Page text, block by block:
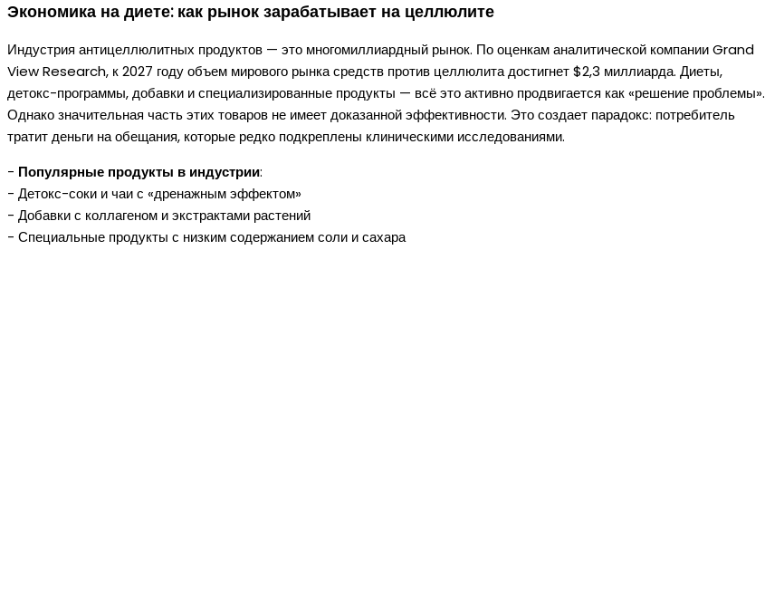
Экономика на диете: как рынок зарабатывает на целлюлите
Индустрия антицеллюлитных продуктов — это многомиллиардный рынок. По оценкам аналитической компании Grand
View Research, к 2027 году объем мирового рынка средств против целлюлита достигнет $2,3 миллиарда. Диеты,
детокс-программы, добавки и специализированные продукты — всё это активно продвигается как «решение проблемы».
Однако значительная часть этих товаров не имеет доказанной эффективности. Это создает парадокс: потребитель
тратит деньги на обещания, которые редко подкреплены клиническими исследованиями.
- Популярные продукты в индустрии:
- Детокс-соки и чаи с «дренажным эффектом»
- Добавки с коллагеном и экстрактами растений
- Специальные продукты с низким содержанием соли и сахара